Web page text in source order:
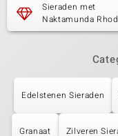
Sieraden met
Naktamunda
Edelstenen Sieraden
Granaat Zilveren